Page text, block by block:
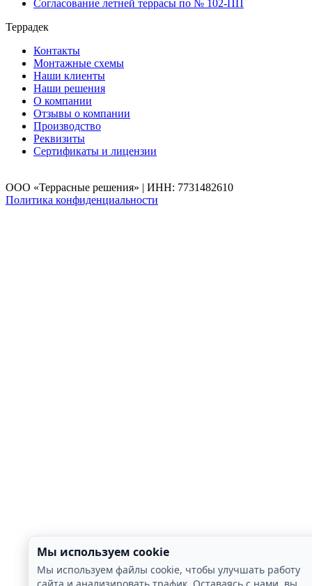
Согласование летней террасы по № 102-ПП
Террадек
Контакты
Монтажные схемы
Наши клиенты
Наши решения
О компании
Отзывы о компании
Производство
Реквизиты
Сертификаты и лицензии
ООО «Террасные решения» | ИНН: 7731482610
Политика конфиденциальности
Мы используем cookie
Мы используем файлы cookie, чтобы улучшать работу